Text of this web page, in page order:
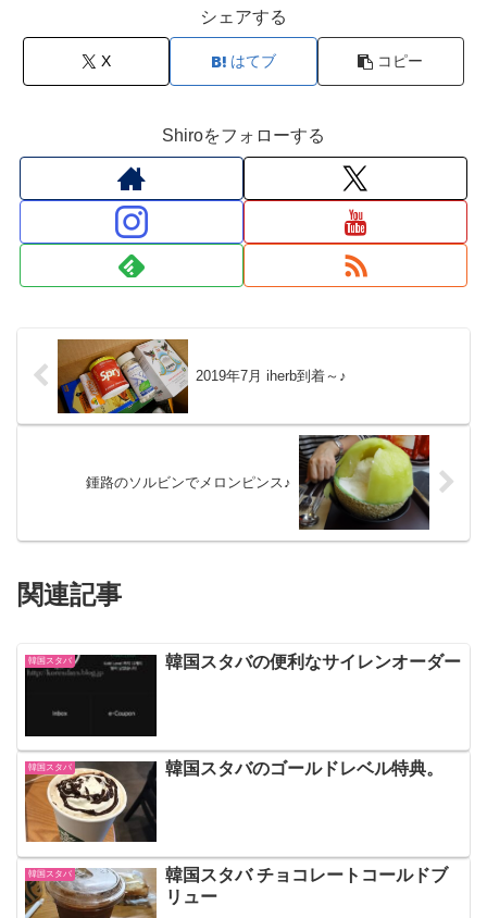
シェアする
X はてブ コピー
Shiroをフォローする
2019年7月 iherb到着～♪
鍾路のソルビンでメロンピンス♪
関連記事
韓国スタバ 韓国スタバの便利なサイレンオーダー
韓国スタバ 韓国スタバのゴールドレベル特典。
韓国スタバ
韓国スタバ チョコレートコールドブ
リュー